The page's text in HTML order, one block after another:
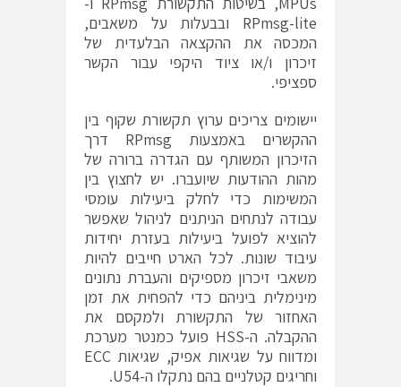
RPmsg-lite ובבעלות על משאבים,
המכסה את ההקצאה הבלעדית של
זיכרון ו/או ציוד היקפי עבור הקשר
ספציפי.
יישומים צריכים ערוץ תקשורת שקוף בין
ההקשרים באמצעות RPmsg דרך
הזיכרון המשותף עם הגדרה ברורה של
מהות ההודעות שיועברו. יש לחצוץ בין
המשימות כדי לחלק ביעילות עומסי
עבודה לנתחים הניתנים לניהול שאפשר
להוציא לפועל ביעילות בעזרת יחידות
עיבוד שונות. לכל הארט חייבים להיות
משאבי זיכרון מספיקים והעברת נתונים
מינימלית ביניהם כדי להפחית את זמן
האחזור של התקשורת ולמקסם את
ההקבלה. ה-HSS פועל כמנטר מערכת
ומדווח על שגיאות אפיק, שגיאות ECC
וחריגים קטלניים בהם נתקלו ה-U54.